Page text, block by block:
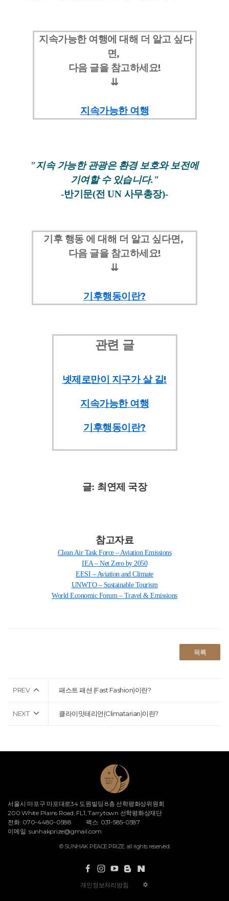
지속가능한 여행에 대해 더 알고 싶다
면,
다음 글을 참고하세요!
⇊
지속가능한 여행
"지속 가능한 관광은 환경 보호와 보전에
기여할 수 있습니다."
-반기문(전 UN 사무총장)-
기후 행동 에 대해 더 알고 싶다면,
다음 글을 참고하세요!
⇊
기후행동이란?
관련 글
넷제로만이 지구가 살 길!
지속가능한 여행
기후행동이란?
글: 최연제 국장
참고자료
Clean Air Task Force – Aviation Emissions
IEA – Net Zero by 2050
EESI – Aviation and Climate
UNWTO – Sustainable Tourism
World Economic Forum – Travel & Emissions
목록
PREV 패스트 패션 (Fast Fashion)이란?
NEXT 클라이밋테리언(Climatarian)이란?
서울시 마포구 마포대로34 도원빌딩 8층 선학평화상위원회
200 White Plains Road, FL1, Tarrytown 선학평화상재단
전화: 070-4480-0588
팩스: 031-585-0587
이메일: sunhakprize@gmail.com
© SUNHAK PEACE PRIZE. all rights reserved.
개인정보처리방침